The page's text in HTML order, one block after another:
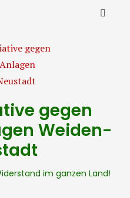
gegen
Weiden-
im ganzen Land!